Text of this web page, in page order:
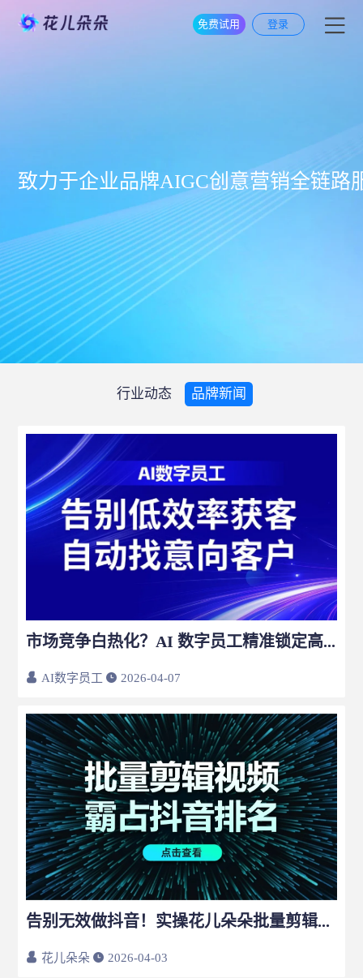
免费试用 登录
致力于企业品牌AIGC创意营销全链路
行业动态 品牌新闻
市场竞争白热化？AI 数字员工精准锁定高意向客户，让获客不再靠碰运气
AI数字员工 2026-04-07
告别无效做抖音！实操花儿朵朵批量剪辑矩阵系统，30天视频排名前三！
花儿朵朵 2026-04-03